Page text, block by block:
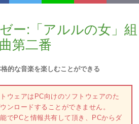
ー:「アルルの女」組
曲第二番
的な音楽を楽しむことができる
ウェアはPC向けのソフトウェアのた
ンロードすることができません。
でPCと情報共有して頂き、PCからダ